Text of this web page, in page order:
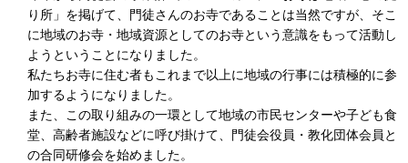
り所」を掲げて、門徒さんのお寺であることは当然ですが、そこ
に地域のお寺・地域資源としてのお寺という意識をもって活動し
ようということになりました。
私たちお寺に住む者もこれまで以上に地域の行事には積極的に参
加するようになりました。
また、この取り組みの一環として地域の市民センターや子ども食
堂、高齢者施設などに呼び掛けて、門徒会役員・教化団体会員と
の合同研修会を始めました。